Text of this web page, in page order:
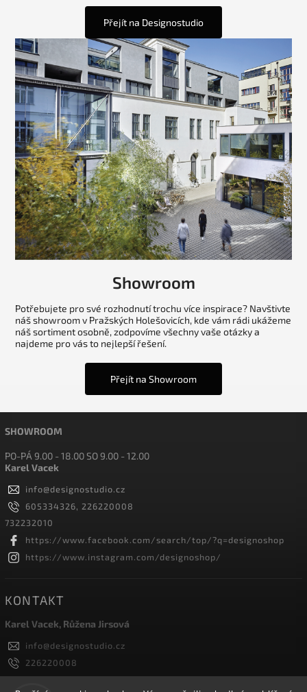
Přejít na Designostudio
Showroom
Potřebujete pro své rozhodnutí trochu více inspirace? Navštivte
náš showroom v Pražských Holešovicích, kde vám rádi ukážeme
náš sortiment osobně, zodpovíme všechny vaše otázky a
najdeme pro vás to nejlepší řešení.
Přejít na Showroom
SHOWROOM
PO-PÁ 9.00 - 18.00 SO 9.00 - 12.00
Karel Vacek
info@designostudio.cz
605334326, 226220008
732232010
https://www.facebook.com/search/top/?q=designoshop
https://www.instagram.com/designoshop/
KONTAKT
Karel Vacek, Růžena Jirsová
info@designostudio.cz
226220008
605334326, 732232010